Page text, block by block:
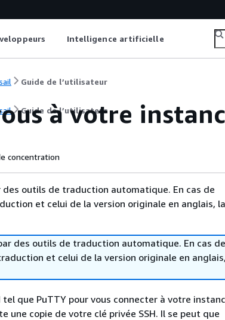
Intelligence artificielle
Guide de l’utilisateur
Guide de l’utilisateur
à votre
concentration
outils de traduction automatique. En cas de
et celui de la version originale en anglais, la
des outils de traduction automatique. En cas de
et celui de la version originale en anglais,
que PuTTY pour vous connecter à votre
une copie de votre clé privée SSH. Il se peut que